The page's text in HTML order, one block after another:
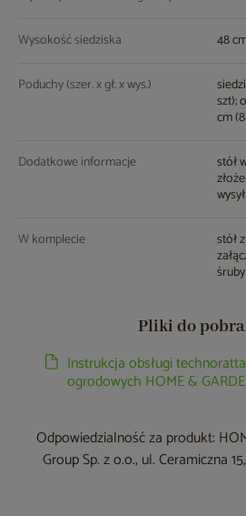
Wysokość siedziska 48
Poduchy (szer. x gł. x wys.)
szt);
cm
Dodatkowe informacje stół
W komplecie stół
Pliki do
Instrukcja obsługi
ogrodowych HOME &
Odpowiedzialność za produkt:
Group Sp. z o.o., ul. Ceramiczna